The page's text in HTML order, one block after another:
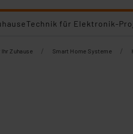
Technik für Elektronik-
Zuhause / Smart Home Systeme /